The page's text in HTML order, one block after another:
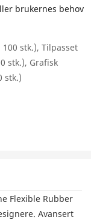
brukernes behov
stk.), Tilpasset
stk.), Grafisk
stk.)
Flexible Rubber
Avansert